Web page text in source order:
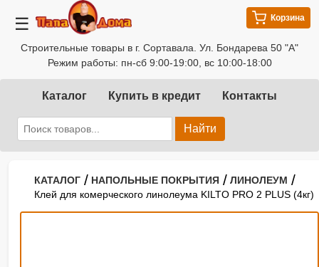
☰
Строительные товары в г. Сортавала. Ул. Бондарева 50 "А"
Режим работы: пн-сб 9:00-19:00, вс 10:00-18:00
Корзина
Каталог Купить в кредит Контакты
Найти
КАТАЛОГ / НАПОЛЬНЫЕ ПОКРЫТИЯ / ЛИНОЛЕУМ /
Клей для комерческого линолеума KILTO PRO 2 PLUS (4кг)